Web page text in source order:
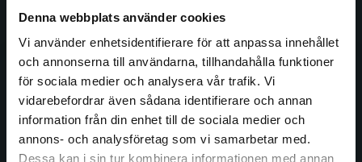
Denna webbplats använder cookies
Vi använder enhetsidentifierare för att anpassa innehållet
och annonserna till användarna, tillhandahålla funktioner
för sociala medier och analysera vår trafik. Vi
vidarebefordrar även sådana identifierare och annan
information från din enhet till de sociala medier och
annons- och analysföretag som vi samarbetar med.
Dessa kan i sin tur kombinera informationen med annan
Begränsad fraktregion
ledande utbildningsförlag. Med läromedel, kurslitteratur,
facklitteratur, utbildningar och digitala
informationstjänster i utbudet, finns Studentlitteratur med
längs hela kunskapsresan.
Kontakta oss
Kontakta oss